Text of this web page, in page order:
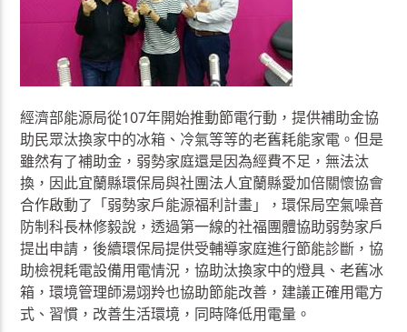
經濟部能源局從107年開始推動節電行動，提供補助金協
助民眾汰換家中的冰箱、冷氣等等的老舊耗能家電。但是
雖然有了補助金，弱勢家庭還是因為經費不足，無法汰
換，因此宜蘭縣環保局與社團法人宜蘭縣愛加倍關懷協會
合作啟動了「弱勢家戶能源福利計畫」，環保局空氣噪音
防制科長林修毅說，透過第一線的社福團體協助弱勢家戶
提出申請，後續環保局提供受輔導家庭進行節能診斷，協
助檢視耗電設備用電情況，協助汰換家中的燈具、老舊冰
箱，環境管理師湯翊羚也協助節能改善，建議正確用電方
式、習慣，改善生活環境，同時降低用電量。